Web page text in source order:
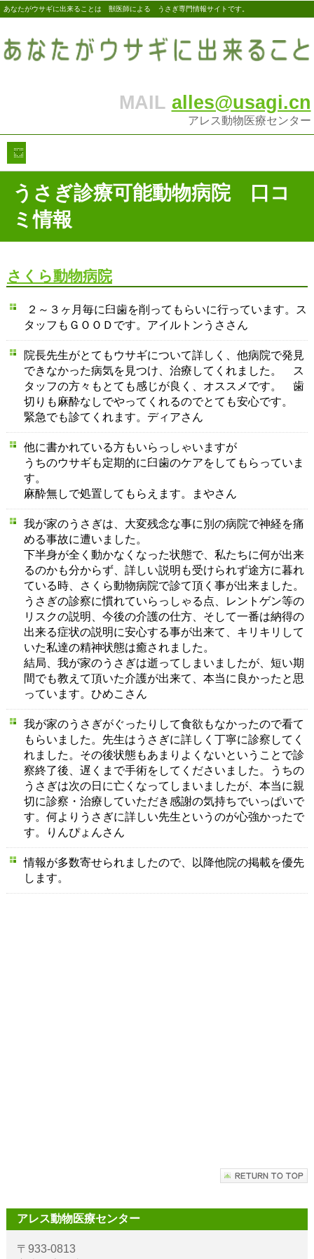
あなたがウサギに出来ることは 獣医師による うさぎ専門情報サイトです。
MAIL alles@usagi.cn
アレス動物医療センター
うさぎ診療可能動物病院 口コ
ミ情報
さくら動物病院
２～３ヶ月毎に臼歯を削ってもらいに行っています。ス
タッフもＧＯＯＤです。アイルトンうささん
院長先生がとてもウサギについて詳しく、他病院で発見
できなかった病気を見つけ、治療してくれました。 ス
タッフの方々もとても感じが良く、オススメです。 歯
切りも麻酔なしでやってくれるのでとても安心です。
緊急でも診てくれます。ディアさん
他に書かれている方もいらっしゃいますが
うちのウサギも定期的に臼歯のケアをしてもらっていま
す。
麻酔無しで処置してもらえます。まやさん
我が家のうさぎは、大変残念な事に別の病院で神経を痛
める事故に遭いました。
下半身が全く動かなくなった状態で、私たちに何が出来
るのかも分からず、詳しい説明も受けられず途方に暮れ
ている時、さくら動物病院で診て頂く事が出来ました。
うさぎの診察に慣れていらっしゃる点、レントゲン等の
リスクの説明、今後の介護の仕方、そして一番は納得の
出来る症状の説明に安心する事が出来て、キリキリして
いた私達の精神状態は癒されました。
結局、我が家のうさぎは逝ってしまいましたが、短い期
間でも教えて頂いた介護が出来て、本当に良かったと思
っています。ひめこさん
我が家のうさぎがぐったりして食欲もなかったので看て
もらいました。先生はうさぎに詳しく丁寧に診察してく
れました。その後状態もあまりよくないということで診
察終了後、遅くまで手術をしてくださいました。うちの
うさぎは次の日に亡くなってしまいましたが、本当に親
切に診察・治療していただき感謝の気持ちでいっぱいで
す。何よりうさぎに詳しい先生というのが心強かったで
す。りんぴょんさん
情報が多数寄せられましたので、以降他院の掲載を優先
します。
アレス動物医療センター
〒933-0813